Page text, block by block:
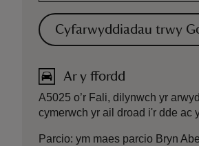
Cyfarwyddiadau trwy
Ar y ffordd
A5025 o’r Fali, dilynwch yr
cymerwch yr ail droad i'r dde ac
Parcio: ym maes parcio Bryn